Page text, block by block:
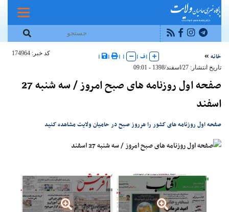
خانه |ف |
|
|
|
|
کد خبر: 174964
تاریخ انتشار: 27/اسفند/1398 - 09:01
صفحه اول روزنامه های صبح امروز / سه شنبه 27
اسفند
صفحه اول روزنامه های کشور را هرروز صبح در حامیان ولایت مشاهده کنید